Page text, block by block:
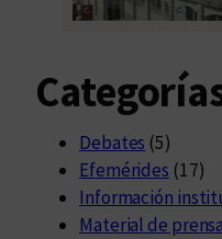
Debates (5)
Efemérides (17)
Información
Material de prensa